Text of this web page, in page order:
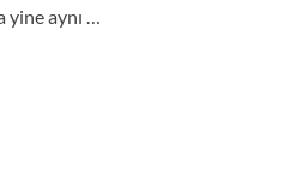
aynı …